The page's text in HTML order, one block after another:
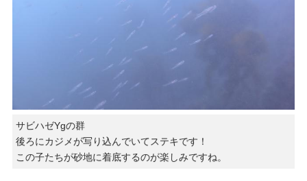
サビハゼYgの群
後ろにカジメが写り込んでいてステキです！
この子たちが砂地に着底するのが楽しみですね。